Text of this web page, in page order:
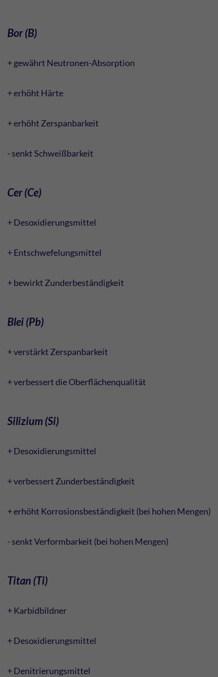
Bor (B)
+ gewährt Neutronen-Absorption
+ erhöht Härte
+ erhöht Zerspanbarkeit
- senkt Schweißbarkeit
Cer (Ce)
+ Desoxidierungsmittel
+ Entschwefelungsmittel
+ bewirkt Zunderbeständigkeit
Blei (Pb)
+ verstärkt Zerspanbarkeit
+ verbessert die Oberflächenqualität
Silizium (Si)
+ Desoxidierungsmittel
+ verbessert Zunderbeständigkeit
+ erhöht Korrosionsbeständigkeit (bei hohen Mengen)
- senkt Verformbarkeit (bei hohen Mengen)
Titan (Ti)
+ Karbidbildner
+ Desoxidierungsmittel
+ Denitrierungsmittel